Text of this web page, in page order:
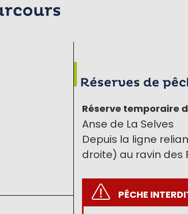
Réserves de
Réserve temporaire
Anse de La Selves
Depuis la ligne
droite) au ravin des
PÊCHE